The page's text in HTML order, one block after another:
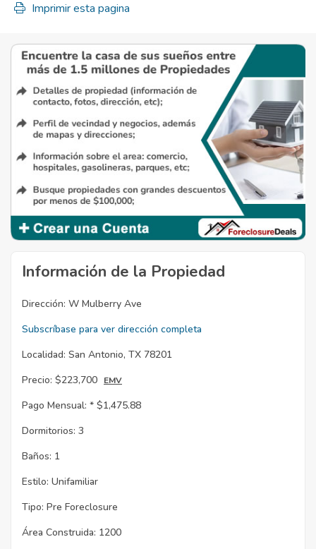
Imprimir esta pagina
Información de la Propiedad
Dirección: W Mulberry Ave
Subscríbase para ver dirección completa
Localidad: San Antonio, TX 78201
Precio: $223,700 EMV
Pago Mensual: * $1,475.88
Dormitorios: 3
Baños: 1
Estilo: Unifamiliar
Tipo: Pre Foreclosure
Área Construida: 1200